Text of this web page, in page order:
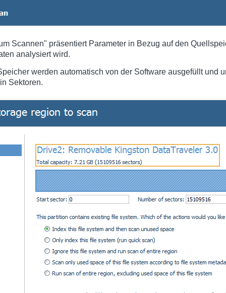
Scannen" präsentiert Parameter in Bezug auf den
analysiert wird.
werden automatisch von der Software ausgefüllt und
Sektoren.